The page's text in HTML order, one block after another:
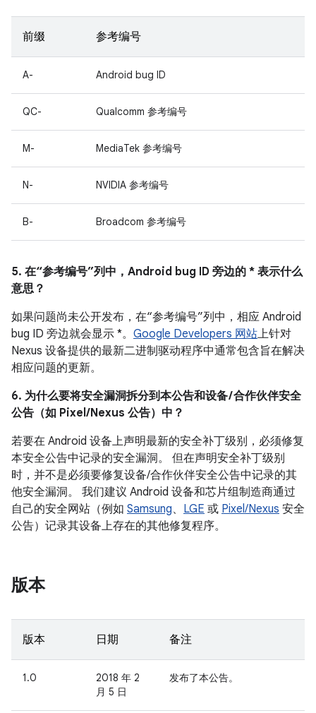
前缀 参考编号
A- Android bug ID
QC- Qualcomm 参考编号
M- MediaTek 参考编号
N- NVIDIA 参考编号
B- Broadcom 参考编号
5. 在“参考编号”列中，Android bug ID 旁边的 * 表示什么
意思？
如果问题尚未公开发布，在“参考编号”列中，相应 Android
bug ID 旁边就会显示 *。 Google Developers 网站上针对
Nexus 设备提供的最新二进制驱动程序中通常包含旨在解决
相应问题的更新。
6. 为什么要将安全漏洞拆分到本公告和设备 / 合作伙伴安全
公告（如 Pixel/Nexus 公告）中？
若要在 Android 设备上声明最新的安全补丁级别，必须修复
本安全公告中记录的安全漏洞。 但在声明安全补丁级别
时，并不是必须要修复设备/合作伙伴安全公告中记录的其
他安全漏洞。 我们建议 Android 设备和芯片组制造商通过
自己的安全网站（例如 Samsung、 LGE 或 Pixel/Nexus 安全
公告）记录其设备上存在的其他修复程序。
版本
版本 日期 备注
1.0
2018 年 2
月 5 日
发布了本公告。